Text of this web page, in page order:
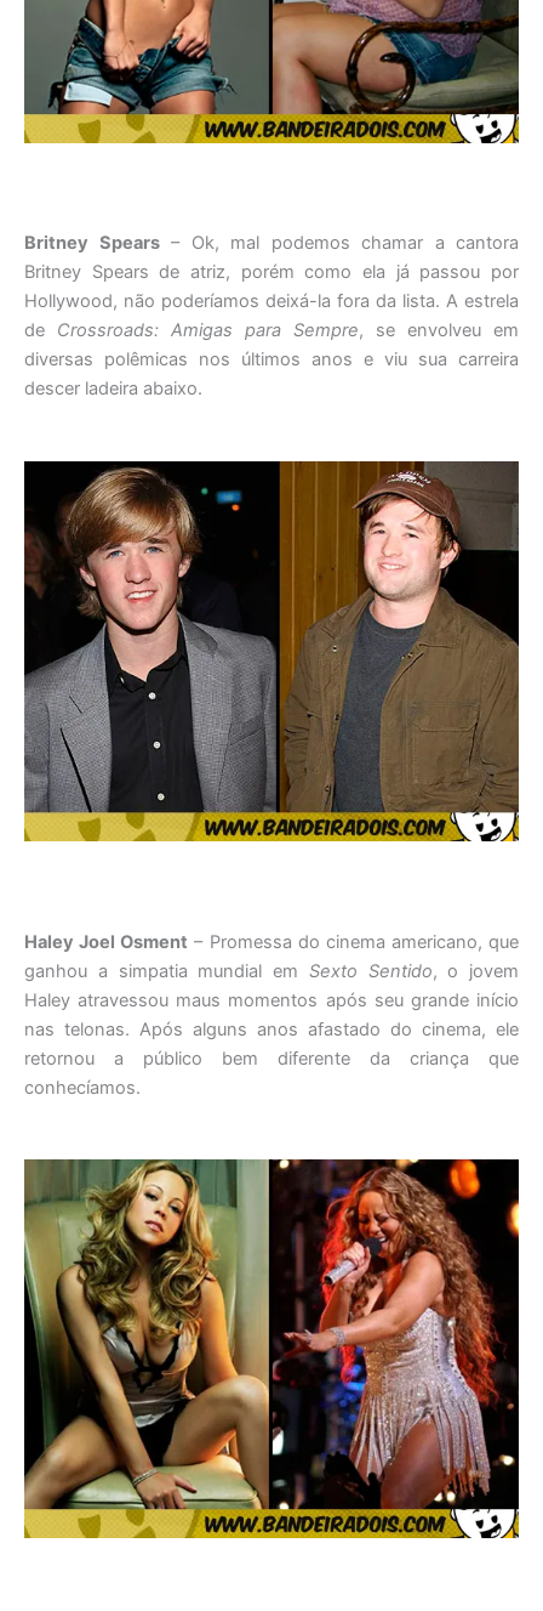
Britney Spears– Ok, mal podemos chamar a cantora
Britney Spears de atriz, porém como ela já passou por
Hollywood, não poderíamos deixá-la fora da lista. A estrela
de Crossroads: Amigas para Sempre, se envolveu em
diversas polêmicas nos últimos anos e viu sua carreira
descer ladeira abaixo.
Haley Joel Osment – Promessa do cinema americano, que
ganhou a simpatia mundial em Sexto Sentido, o jovem
Haley atravessou maus momentos após seu grande início
nas telonas. Após alguns anos afastado do cinema, ele
retornou a público bem diferente da criança que
conhecíamos.